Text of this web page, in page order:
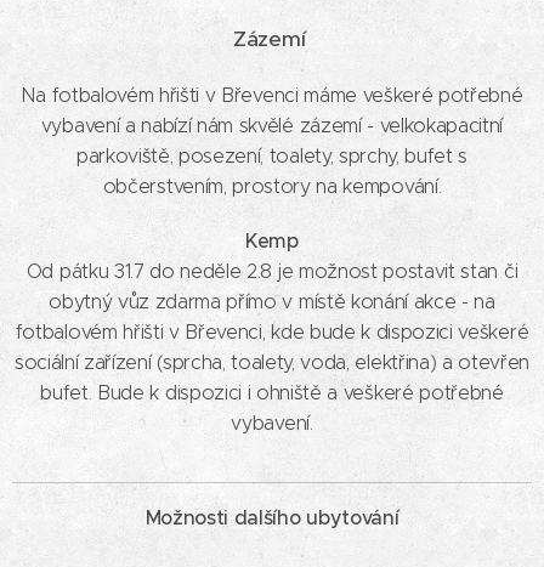
Zázemí
Na fotbalovém hřišti v Břevenci máme veškeré potřebné
vybavení a nabízí nám skvělé zázemí - velkokapacitní
parkoviště, posezení, toalety, sprchy, bufet s
občerstvením, prostory na kempování.
Kemp
Od pátku 31.7 do neděle 2.8 je možnost postavit stan či
obytný vůz zdarma přímo v místě konání akce - na
fotbalovém hřišti v Břevenci, kde bude k dispozici veškeré
sociální zařízení (sprcha, toalety, voda, elektřina) a otevřen
bufet. Bude k dispozici i ohniště a veškeré potřebné
vybavení.
Možnosti dalšího ubytování